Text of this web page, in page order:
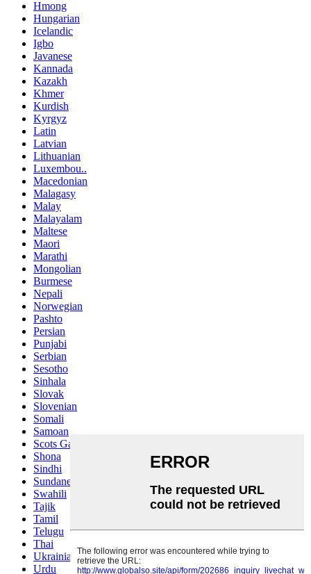
Hmong
Hungarian
Icelandic
Igbo
Javanese
Kannada
Kazakh
Khmer
Kurdish
Kyrgyz
Latin
Latvian
Lithuanian
Luxembou..
Macedonian
Malagasy
Malay
Malayalam
Maltese
Maori
Marathi
Mongolian
Burmese
Nepali
Norwegian
Pashto
Persian
Punjabi
Serbian
Sesotho
Sinhala
Slovak
Slovenian
Somali
Samoan
Scots Gaelic
Shona
Sindhi
Sundanese
Swahili
Tajik
Tamil
Telugu
Thai
Ukrainian
Urdu